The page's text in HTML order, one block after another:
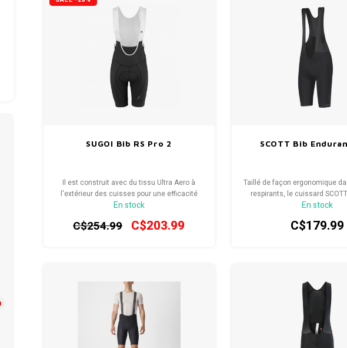
SUGOI Bib RS Pro 2
Il est construit avec du tissu Ultra Aero à
l'extérieur des cuisses pour une efficacité
aérodynamique maximale.
En stock
C$254.99 C$203.99
SCOTT Bib
Taillé de façon ergonomique
respirants, le cuissard
+++ est doté du chamois
En stock
C$179.99